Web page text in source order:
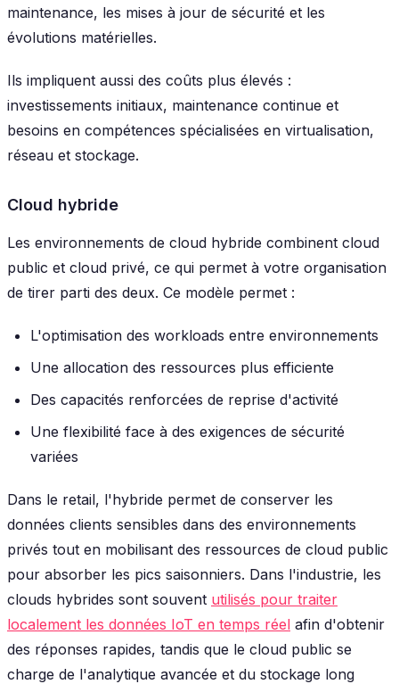
maintenance, les mises à jour de sécurité et les
évolutions matérielles.
Ils impliquent aussi des coûts plus élevés :
investissements initiaux, maintenance continue et
besoins en compétences spécialisées en virtualisation,
réseau et stockage.
Cloud hybride
Les environnements de cloud hybride combinent cloud
public et cloud privé, ce qui permet à votre organisation
de tirer parti des deux. Ce modèle permet :
L'optimisation des workloads entre environnements
Une allocation des ressources plus efficiente
Des capacités renforcées de reprise d'activité
Une flexibilité face à des exigences de sécurité
variées
Dans le retail, l'hybride permet de conserver les
données clients sensibles dans des environnements
privés tout en mobilisant des ressources de cloud public
pour absorber les pics saisonniers. Dans l'industrie, les
clouds hybrides sont souvent utilisés pour traiter
localement les données IoT en temps réel afin d'obtenir
des réponses rapides, tandis que le cloud public se
charge de l'analytique avancée et du stockage long